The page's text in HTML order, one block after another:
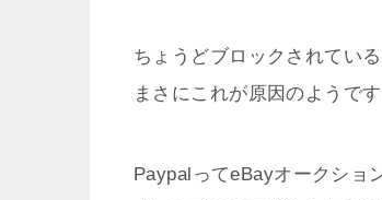
ちょうどブロックされてい
まさにこれが原因のようです
PaypalってeBayオークショ